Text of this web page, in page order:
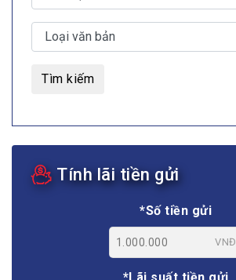
Tìm kiếm
Tính lãi tiền gửi
*Số tiền gửi
VNĐ
*Lãi suất tiền gửi